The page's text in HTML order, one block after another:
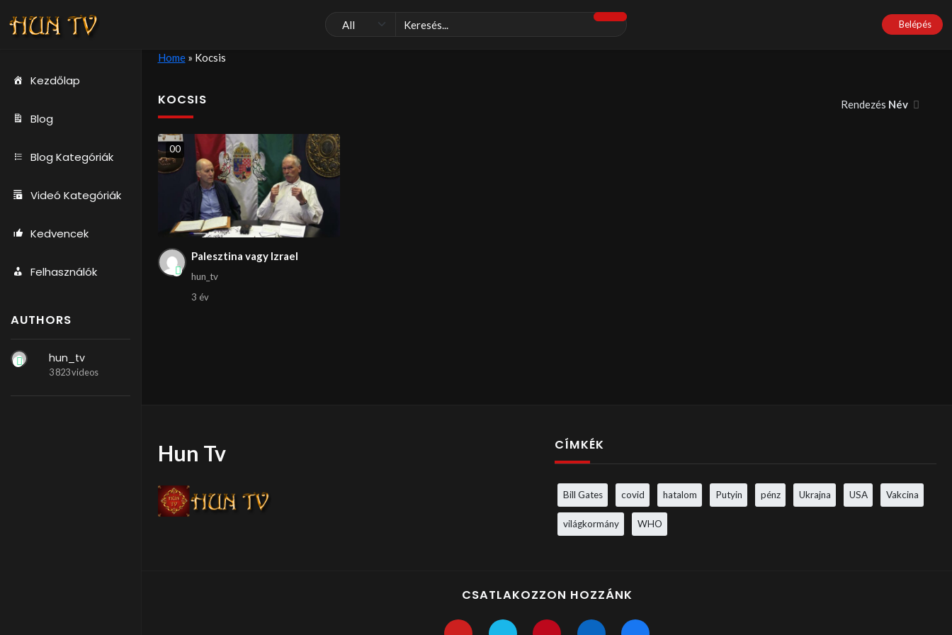
Belépés
Kezdőlap
Blog
Blog Kategóriák
Videó Kategóriák
Kedvencek
Felhasználók
AUTHORS
hun_tv
3 823 videos
Home» Kocsis
KOCSIS Rendezés Név
00
Palesztina vagy Izrael
hun_tv
3 év
Hun Tv CÍMKÉK
Bill Gates covid hatalom Putyin pénz Ukrajna USA Vakcina
világkormány WHO
CSATLAKOZZON HOZZÁNK